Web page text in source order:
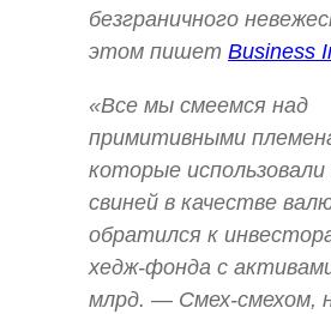
безграничного
этом пишет Business
«Все мы смеемся над
примитивными
которые
свиней в качестве
обратился к
хедж-фонда с
млрд. — Смех-смехом,